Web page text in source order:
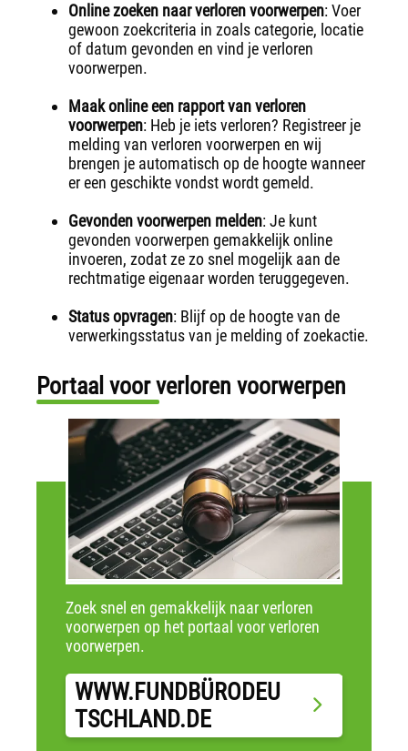
Online zoeken naar verloren voorwerpen: Voer
gewoon zoekcriteria in zoals categorie, locatie
of datum gevonden en vind je verloren
voorwerpen.
Maak online een rapport van verloren
voorwerpen: Heb je iets verloren? Registreer je
melding van verloren voorwerpen en wij
brengen je automatisch op de hoogte wanneer
er een geschikte vondst wordt gemeld.
Gevonden voorwerpen melden: Je kunt
gevonden voorwerpen gemakkelijk online
invoeren, zodat ze zo snel mogelijk aan de
rechtmatige eigenaar worden teruggegeven.
Status opvragen: Blijf op de hoogte van de
verwerkingsstatus van je melding of zoekactie.
Portaal voor verloren voorwerpen
Zoek snel en gemakkelijk naar verloren
voorwerpen op het portaal voor verloren
voorwerpen.
WWW.FUNDBÜRODEU
TSCHLAND.DE